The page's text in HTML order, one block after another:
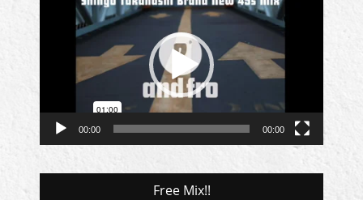
00:00 00:00
Free Mix!!